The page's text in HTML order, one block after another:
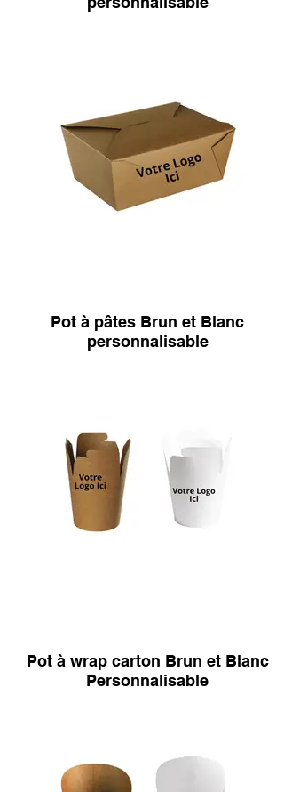
Pot à pâtes Brun et Blanc
personnalisable
Pot à wrap carton Brun et Blanc
Personnalisable